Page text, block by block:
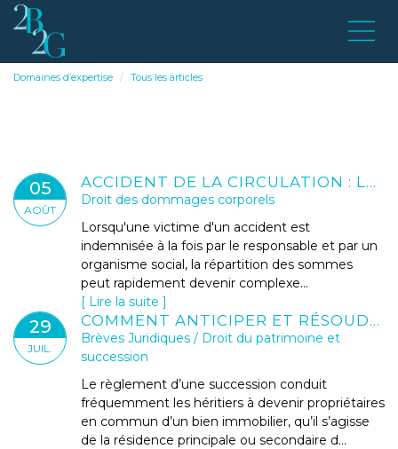
Domaines d’expertise Tous les articles
ACCIDENT DE LA CIRCULATION : LA VICTIME RESTE PRIORITAIRE SUR LA CAISSE DE SÉCURITÉ SOCIALE
05
AOÛT
Droit des dommages corporels
Lorsqu'une victime d'un accident est
indemnisée à la fois par le responsable et par un
organisme social, la répartition des sommes
peut rapidement devenir complexe...
Lire la suite
COMMENT ANTICIPER ET RÉSOUDRE LES BLOCAGES EN INDIVISION SUCCESSORALE ?
29
JUIL.
Brèves Juridiques / Droit du patrimoine et
succession
Le règlement d’une succession conduit
fréquemment les héritiers à devenir propriétaires
en commun d’un bien immobilier, qu’il s’agisse
de la résidence principale ou secondaire d...